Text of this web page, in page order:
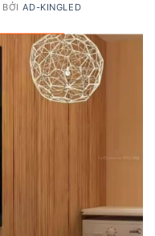
BỞI AD-KINGLED